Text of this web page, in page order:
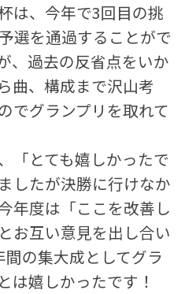
は、今年で3回目の挑
選を通過することがで
、過去の反省点をいか
曲、構成まで沢山考
でグランプリを取れて
「とても嬉しかったで
したが決勝に行けなか
年度は「ここを改善し
お互い意見を出し合い
の集大成としてグラ
は嬉しかったです！